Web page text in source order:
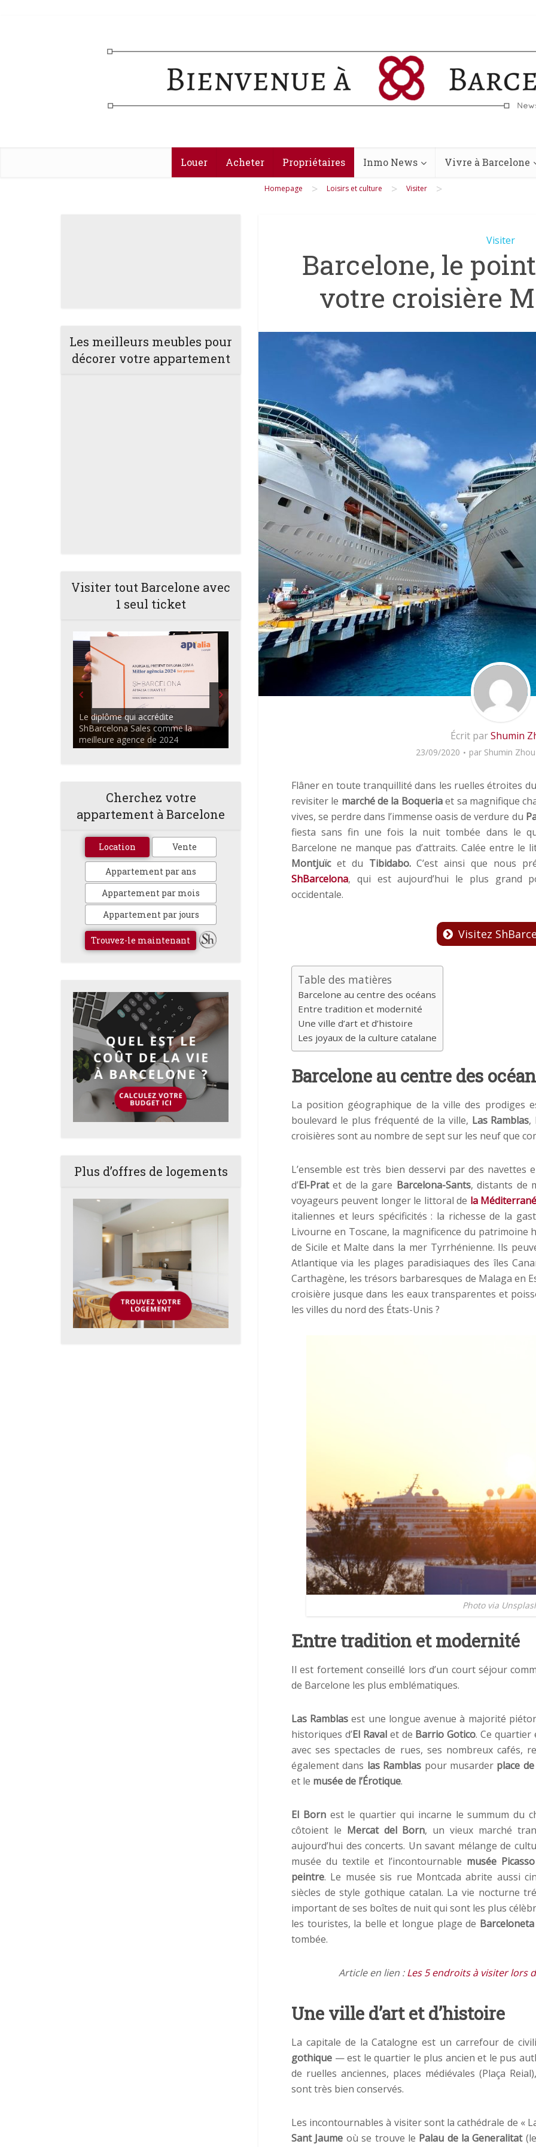
Louer Acheter Propriétaires Inmo News Vivre à Barcelone
Homepage > Loisirs et culture > Visiter >
Les meilleurs meubles pour
décorer votre appartement
Visiter tout Barcelone avec
1 seul ticket
ShBarcelona Agents commerciaux
discutant dans l'auditorium du
Centre Apialia
Cherchez votre
appartement à Barcelone
Location Vente
Appartement par ans
Appartement par mois
Appartement par jours
Trouvez-le maintenant
Plus d’offres de logements
Visiter
Barcelone, le
votre croisière
Écrit parShumin
23/09/2020 par Shumin Zhou
Flâner en toute tranquillité dans les ruelles étroites
revisiter le marché de la Boqueriaet sa magnifique
vives, se perdre dans l’immense oasis de verdure du
fiesta sans fin une fois la nuit tombée dans le
Barcelone ne manque pas d’attraits. Calée entre
Montjuïcet du Tibidabo.C’est ainsi que nous
ShBarcelona, qui est aujourd’hui le plus grand
occidentale.
Visitez
Table des matières
Barcelone au centre des océans
Entre tradition et modernité
Une ville d’art et d’histoire
Les joyaux de la culture catalane
Barcelone au centre des
La position géographique de la ville des prodiges
boulevard le plus fréquenté de la ville, Las Ramblas,
croisières sont au nombre de sept sur les neuf que
L’ensemble est très bien desservi par des
d’El-Pratet de la gare Barcelona-Sants, distants de
voyageurs peuvent longer le littoral de la
italiennes et leurs spécificités : la richesse de la
Livourne en Toscane, la magnificence du patrimoine
de Sicile et Malte dans la mer Tyrrhénienne. Ils
Atlantique via les plages paradisiaques des îles
Carthagène, les trésors barbaresques de Malaga en
croisière jusque dans les eaux transparentes et
les villes du nord des États-Unis ?
Photo via
Entre tradition et modernité
Il est fortement conseillé lors d’un court séjour
de Barcelone les plus emblématiques.
Las Ramblas est une longue avenue à majorité
historiques d’El Ravalet de Barrio Gotico. Ce quartier
avec ses spectacles de rues, ses nombreux cafés,
également dans las Ramblas pour musarder place
et le musée de l’Érotique.
El Bornest le quartier qui incarne le summum du
côtoient le Mercat del Born, un vieux marché
aujourd’hui des concerts. Un savant mélange de
musée du textile et l’incontournable musée Picasso
peintre. Le musée sis rue Montcada abrite aussi
siècles de style gothique catalan. La vie nocturne
important de ses boîtes de nuit qui sont les plus
les touristes, la belle et longue plage de Barceloneta
tombée.
Article en lien :Les 5 endroits à visiter lors
Une ville d’art et d’histoire
La capitale de la Catalogne est un carrefour de
gothique — est le quartier le plus ancien et le pus
de ruelles anciennes, places médiévales (Plaça
sont très bien conservés.
Les incontournables à visiter sont la cathédrale de «
Sant Jaume où se trouve le Palau de la Generalitat